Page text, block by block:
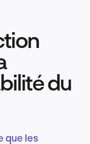
produit
du
que les